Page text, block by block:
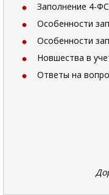
Заполнение 4-
Особенности
Особенности
Новшества в
Ответы на